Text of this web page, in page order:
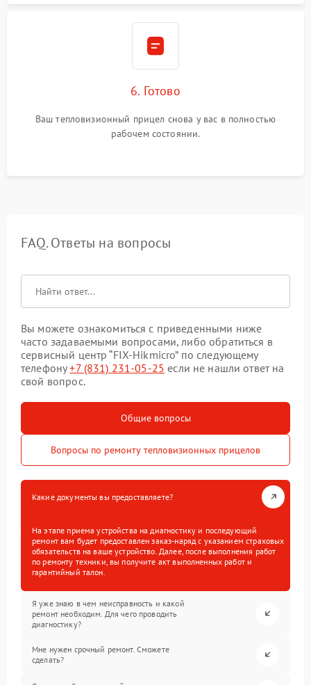
6. Готово
Ваш тепловизионный прицел снова у вас в полностью
рабочем состоянии.
FAQ. Ответы на вопросы
Вы можете ознакомиться с приведенными ниже
часто задаваемыми вопросами, либо обратиться в
сервисный центр “FIX-Hikmicro” по следующему
телефону+7 (831) 231-05-25 если не нашли ответ на
свой вопрос.
Общие вопросы
Вопросы по ремонту тепловизионных прицелов
Какие документы вы предоставляете?
На этапе приема устройства на диагностику и последующий
ремонт вам будет предоставлен заказ-наряд с указанием страховых
обязательств на ваше устройство. Далее, после выполнения работ
по ремонту техники, вы получите акт выполненных работ и
гарантийный талон.
Я уже знаю в чем неисправность и какой
ремонт необходим. Для чего проводить
диагностику?
Мне нужен срочный ремонт. Сможете
сделать?